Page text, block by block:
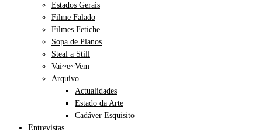
Estados Gerais
Filme Falado
Filmes Fetiche
Sopa de Planos
Steal a Still
Vai~e~Vem
Arquivo
Actualidades
Estado da Arte
Cadáver Esquisito
Entrevistas